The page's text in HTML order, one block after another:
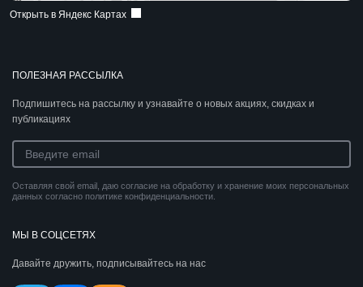
ПОЛЕЗНАЯ РАССЫЛКА
Подпишитесь на рассылку и узнавайте о новых акциях, скидках и
публикациях
Оставляя свой email, даю согласие на обработку и хранение моих персональных
данных согласно политике конфиденциальности.
МЫ В СОЦСЕТЯХ
Давайте дружить, подписывайтесь на нас
Открыть в Яндекс Картах